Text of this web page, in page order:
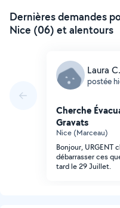
Dernières demandes
Nice (06) et alentours
Laura C.
postée
Cherche
Gravats
Nice (Marceau)
Bonjour, URGENT
débarrasser ces
tard le 29 Juillet.